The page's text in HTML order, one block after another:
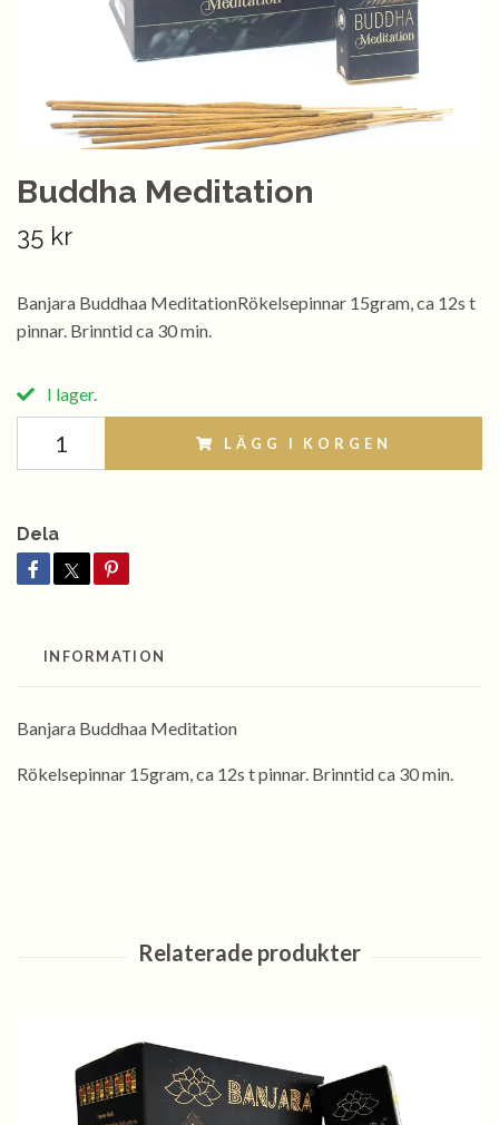
Buddha Meditation
35 kr
Banjara Buddhaa MeditationRökelsepinnar 15gram, ca 12s t
pinnar. Brinntid ca 30 min.
I lager.
LÄGG I KORGEN
Dela
INFORMATION
Banjara Buddhaa Meditation
Rökelsepinnar 15gram, ca 12s t pinnar. Brinntid ca 30 min.